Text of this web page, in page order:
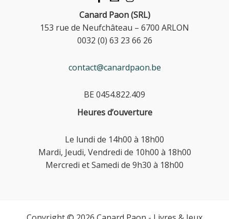
Canard Paon (SRL)
153 rue de Neufchâteau – 6700 ARLON
0032 (0) 63 23 66 26
contact@canardpaon.be
BE 0454.822.409
Heures d’ouverture
Le lundi de 14h00 à 18h00
Mardi, Jeudi, Vendredi de 10h00 à 18h00
Mercredi et Samedi de 9h30 à 18h00